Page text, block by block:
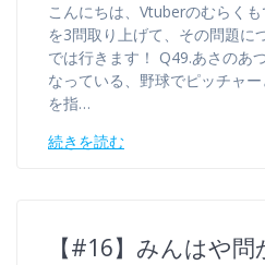
こんにちは、Vtuberのむらく
を3問取り上げて、その問題に
では行きます！ Q49.あさのあ
なっている、野球でピッチャ
を指…
続きを読む
【#16】みんはや